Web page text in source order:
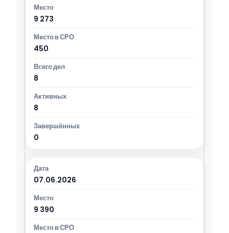
9 273
450
8
8
0
07.06.2026
9 390